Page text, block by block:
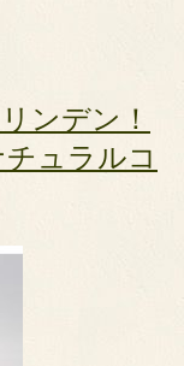
ンデン！
ュラルコ